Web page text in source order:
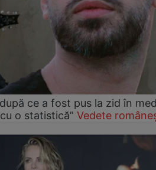
ce a fost pus la zid în
o statistică” Vedete